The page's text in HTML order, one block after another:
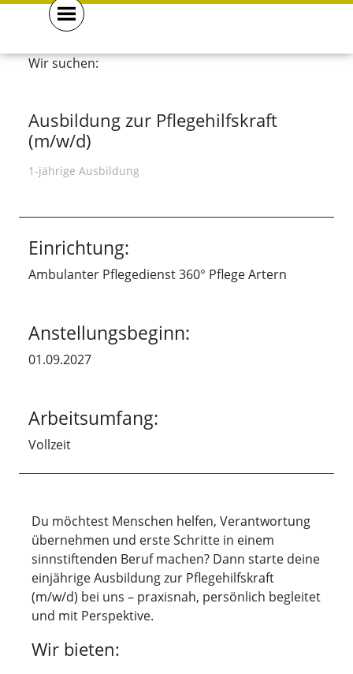
gemeinsam . mehr . erreichen .
Wir suchen:
Ausbildung zur Pflegehilfskraft
(m/w/d)
1-jährige Ausbildung
Einrichtung:
Ambulanter Pflegedienst 360° Pflege Artern
Anstellungsbeginn:
01.09.2027
Arbeitsumfang:
Vollzeit
Du möchtest Menschen helfen, Verantwortung
übernehmen und erste Schritte in einem
sinnstiftenden Beruf machen? Dann starte deine
einjährige Ausbildung zur Pflegehilfskraft
(m/w/d) bei uns – praxisnah, persönlich begleitet
und mit Perspektive.
Wir bieten: